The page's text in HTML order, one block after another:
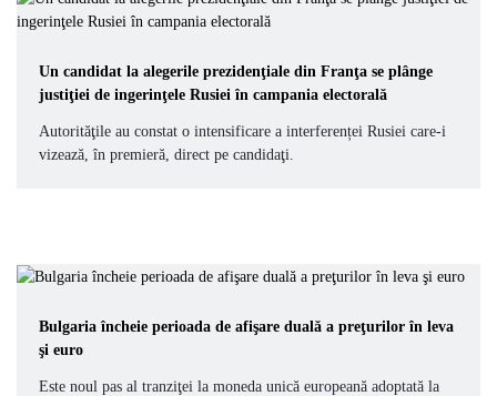
Un candidat la alegerile prezidenţiale din Franţa se plânge
justiţiei de ingerinţele Rusiei în campania electorală
Autorităţile au constat o intensificare a interferenței Rusiei care-i
vizează, în premieră, direct pe candidaţi.
Bulgaria încheie perioada de afişare duală a preţurilor în leva
şi euro
Este noul pas al tranziţei la moneda unică europeană adoptată la